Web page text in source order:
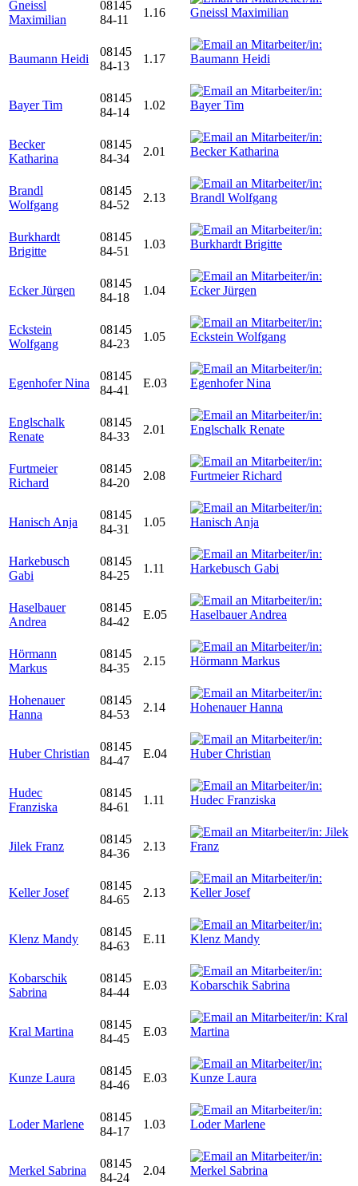
Gneissl
Maximilian
08145
84-11
1.16
Baumann Heidi
08145
84-13
1.17
Bayer Tim
08145
84-14
1.02
Becker
Katharina
08145
84-34
2.01
Brandl
Wolfgang
08145
84-52
2.13
Burkhardt
Brigitte
08145
84-51
1.03
Ecker Jürgen
08145
84-18
1.04
Eckstein
Wolfgang
08145
84-23
1.05
Egenhofer Nina
08145
84-41
E.03
Englschalk
Renate
08145
84-33
2.01
Furtmeier
Richard
08145
84-20
2.08
Hanisch Anja
08145
84-31
1.05
Harkebusch
Gabi
08145
84-25
1.11
Haselbauer
Andrea
08145
84-42
E.05
Hörmann
Markus
08145
84-35
2.15
Hohenauer
Hanna
08145
84-53
2.14
Huber Christian
08145
84-47
E.04
Hudec
Franziska
08145
84-61
1.11
Jilek Franz
08145
84-36
2.13
Keller Josef
08145
84-65
2.13
Klenz Mandy
08145
84-63
E.11
Kobarschik
Sabrina
08145
84-44
E.03
Kral Martina
08145
84-45
E.03
Kunze Laura
08145
84-46
E.03
Loder Marlene
08145
84-17
1.03
Merkel Sabrina
08145
84-24
2.04